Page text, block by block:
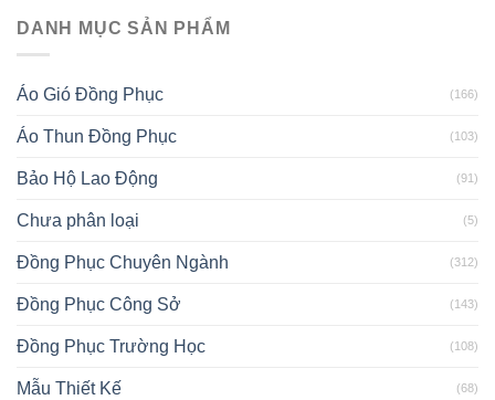
DANH MỤC SẢN PHẨM
Áo Gió Đồng Phục (166)
Áo Thun Đồng Phục (103)
Bảo Hộ Lao Động (91)
Chưa phân loại (5)
Đồng Phục Chuyên Ngành (312)
Đồng Phục Công Sở (143)
Đồng Phục Trường Học (108)
Mẫu Thiết Kế (68)